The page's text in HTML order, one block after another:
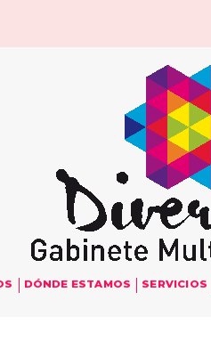
DÓNDE ESTAMOS SERVICIOS